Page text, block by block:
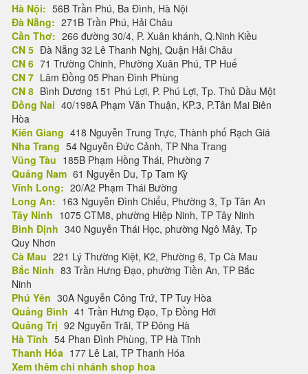
Hà Nội: 56B Trần Phú, Ba Đình, Hà Nội
Đà Nẵng: 271B Trần Phú, Hải Châu
Cần Thơ: 266 đường 30/4, P. Xuân khánh, Q.Ninh Kiều
CN 5 Đà Nẵng 32 Lê Thanh Nghị, Quận Hải Châu
CN 6 71 Trường Chinh, Phường Xuân Phú, TP Huế
CN 7 Lâm Đồng 05 Phan Đình Phùng
CN 8 Bình Dương 151 Phú Lợi, P. Phú Lợi, Tp. Thủ Dầu Một
Đồng Nai 40/198A Phạm Văn Thuận, KP.3, P.Tân Mai Biên
Hòa
Kiên Giang 418 Nguyễn Trung Trực, Thành phố Rạch Giá
Nha Trang 54 Nguyễn Đức Cảnh, TP Nha Trang
Vũng Tàu 185B Phạm Hồng Thái, Phường 7
Quảng Nam 61 Nguyễn Du, Tp Tam Kỳ
Vĩnh Long: 20/A2 Phạm Thái Bường
Long An: 163 Nguyễn Đình Chiểu, Phường 3, Tp Tân An
Tây Ninh 1075 CTM8, phường Hiệp Ninh, TP Tây Ninh
Bình Định 340 Nguyễn Thái Học, phường Ngô Mây, Tp
Quy Nhơn
Cà Mau 221 Lý Thường Kiệt, K2, Phường 6, Tp Cà Mau
Bắc Ninh 83 Trần Hưng Đạo, phường Tiền An, TP Bắc
Ninh
Phú Yên 30A Nguyễn Công Trứ, TP Tuy Hòa
Quảng Bình 41 Trần Hưng Đạo, Tp Đồng Hới
Quảng Trị 92 Nguyễn Trãi, TP Đông Hà
Hà Tĩnh 54 Phan Đình Phùng, TP Hà Tĩnh
Thanh Hóa 177 Lê Lai, TP Thanh Hóa
Xem thêm chi nhánh shop hoa